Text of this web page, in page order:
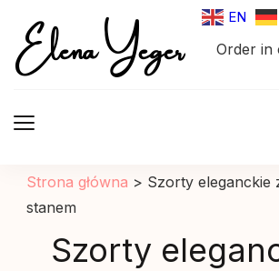
EN
Elena Yeger
Sklep internetowy odziez damska
Order in
Strona główna > Szorty eleganckie
stanem
Szorty